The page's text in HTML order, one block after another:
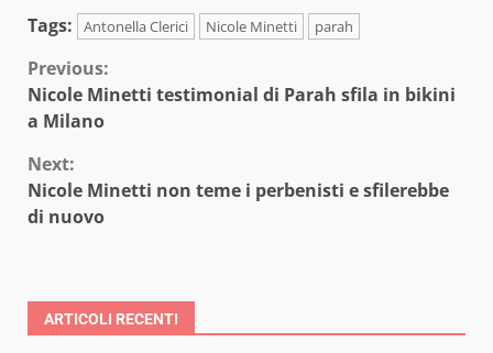
Tags: Antonella Clerici Nicole Minetti parah
Continue
Reading
Previous:
Nicole Minetti testimonial di Parah sfila in bikini
a Milano
Next:
Nicole Minetti non teme i perbenisti e sfilerebbe
di nuovo
ARTICOLI RECENTI